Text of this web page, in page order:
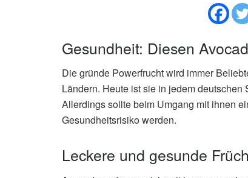
Gesundheit: Diesen
Die gründe Powerfrucht wird immer
Ländern. Heute ist sie in jedem
Allerdings sollte beim Umgang mit ihnen
Gesundheitsrisiko werden.
Leckere und gesunde